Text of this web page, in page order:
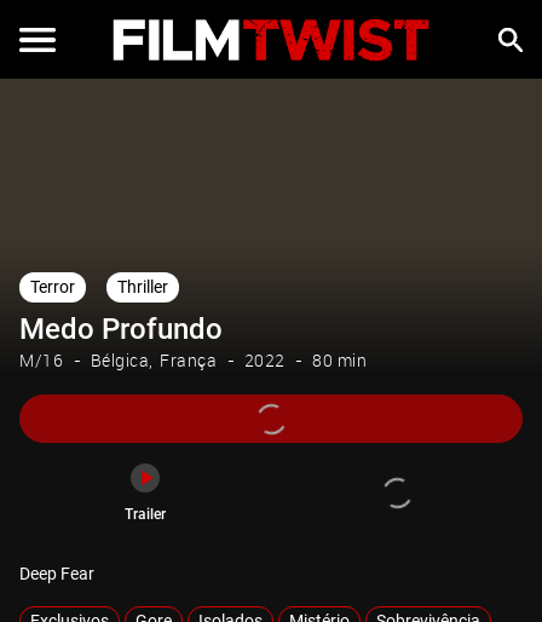
Terror Thriller
Medo Profundo
M/16 Bélgica França 2022 80 min
Trailer
Deep Fear